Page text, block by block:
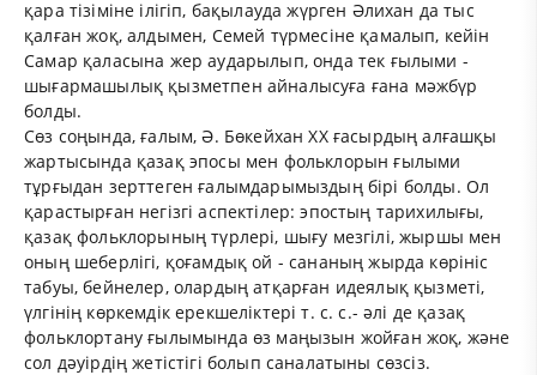
қара тізіміне ілігіп, бақылауда жүрген Әлихан да тыс
қалған жоқ, алдымен, Семей түрмесіне қамалып, кейін
Самар қаласына жер аударылып, онда тек ғылыми -
шығармашылық қызметпен айналысуға ғана мәжбүр
болды.
Сөз соңында, ғалым, Ә. Бөкейхан XX ғасырдың алғашқы
жартысында қазақ эпосы мен фольклорын ғылыми
тұрғыдан зерттеген ғалымдарымыздың бірі болды. Ол
қарастырған негізгі аспектілер: эпостың тарихилығы,
қазақ фольклорының түрлері, шығу мезгілі, жыршы мен
оның шеберлігі, қоғамдық ой - сананың жырда көрініс
табуы, бейнелер, олардың атқарған идеялық қызметі,
үлгінің көркемдік ерекшеліктері т. с. с.- әлі де қазақ
фольклортану ғылымында өз маңызын жойған жоқ, және
сол дәуірдің жетістігі болып саналатыны сөзсіз.